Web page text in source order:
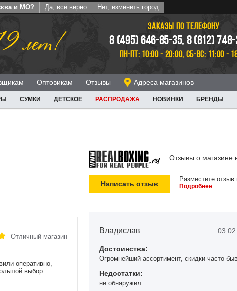
и МО? Да, всё верно Нет, изменить город
лет! ЗАКАЗЫ ПО ТЕЛЕФОНУ
8 (495) 646-85-35, 8 (812)
ПН-ПТ: 10:00 - 20:00, СБ-ВС: 11:00 -
Оптовикам Отзывы Адреса магазинов
СУМКИ ДЕТСКОЕ РАСПРОДАЖА НОВИНКИ БРЕНДЫ
Отличный магазин
оперативно,
выбор.
Отзывы о магазине
Написать отзыв
Разместите отзыв
Подробнее
Владислав
Достоинства:
Огромнейший ассортимент, скидки часто
Недостатки:
не обнаружил